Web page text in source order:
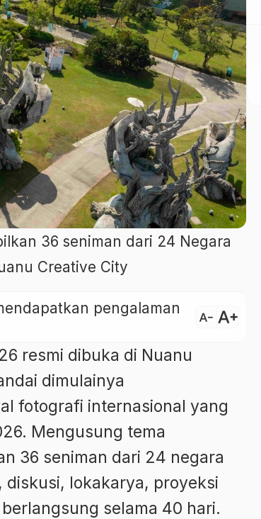
36 seniman dari 24 Negara
Creative City
pengalaman
text_decrease text_increase
resmi dibuka di Nuanu
dimulainya
fotografi internasional yang
Mengusung tema
36 seniman dari 24 negara
diskusi, lokakarya, proyeksi
selama 40 hari.